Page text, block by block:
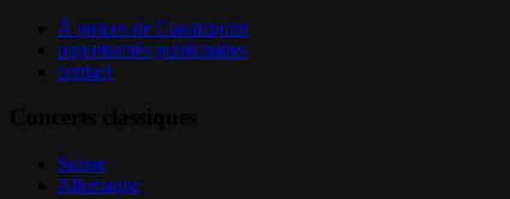
À propos de Classicpoint
opportunités publicitaires
contact
Suisse
Allemagne